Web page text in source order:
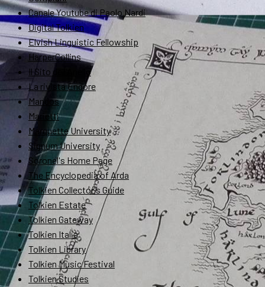
Canale Youtube di Paolo Nardi
Digital Tolkien
Elvish Linguistic Fellowship
HarperCollins
Il Sito dell'Anello
La rivista Endóre
Mandos
Marietti
Marquette University
Signum University
Soronel's Home Page
The Encyclopedia of Arda
Tolkien Collector's Guide
Tolkien Estate
Tolkien Gateway
Tolkien Italia
Tolkien Library
Tolkien Music Festival
Tolkien Studies